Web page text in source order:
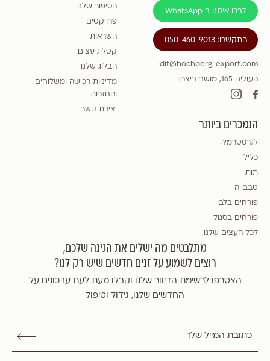
דברו איתנו ב WhatsApp
התקשרו: 050-460-9013
idit@hochberg-export.com
העולים 165, מושב ביצרון
הסיפור שלנו
פרויקטים
השראות
קטלוג עצים
הבלוג שלנו
מדיניות רכישה ומשלוחים
והחזרות
יצירת קשר
הנמכרים ביותר
לגרסטרמיה
כליל
תות
טבבויה
פורחים בלבן
פורחים בסגול
לכל העצים שלנו
מתלבטים מה ישלים את הגינה שלכם,
רוצים לשמוע על זנים חדשים שיש רק לנו?
הצטרפו לרשימת הדיוור שלנו וקבלו מעת לעת עדכונים על
החדשים שלנו, גידול וטיפול